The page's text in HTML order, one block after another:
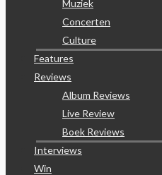
Muziek
Concerten
Culture
Features
Reviews
Album Reviews
Live Review
Boek Reviews
Interviews
Win